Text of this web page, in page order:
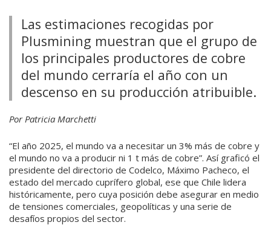
Las estimaciones recogidas por
Plusmining muestran que el grupo de
los principales productores de cobre
del mundo cerraría el año con un
descenso en su producción atribuible.
Por Patricia Marchetti
“El año 2025, el mundo va a necesitar un 3% más de cobre y
el mundo no va a producir ni 1 t más de cobre”. Así graficó el
presidente del directorio de Codelco, Máximo Pacheco, el
estado del mercado cuprífero global, ese que Chile lidera
históricamente, pero cuya posición debe asegurar en medio
de tensiones comerciales, geopolíticas y una serie de
desafíos propios del sector.